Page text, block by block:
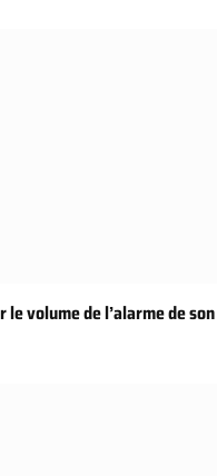
le volume de l’alarme de